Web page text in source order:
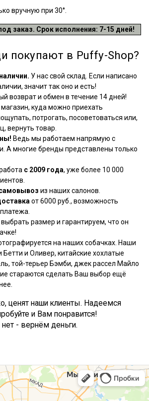
вручную при 30°.
заказ. Срок исполнения: 7-15 дней!
покупают в Puffy-Shop?
У нас свой склад. Если написано
значит так оно и есть!
возврат и обмен в течение 14 дней!
куда можно приехать
потрогать, посоветоваться или,
вернуть товар.
Ведь мы работаем напрямую с
А многие бренды представлены только
с 2009 года, уже более 10 000
из наших салонов.
от 6000 руб., возможность
размер и гарантируем, что он
на наших собачках. Наши
Бетти и Оливер, китайские хохлатые
той-терьер Бэмби, джек рассел Майло
стараются сделать Ваш выбор ещё
ценят наши клиенты. Надеемся
и Вам понравится!
нет - вернём деньги.